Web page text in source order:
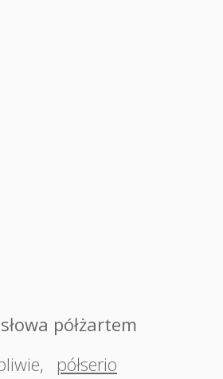
półżartem
, półserio